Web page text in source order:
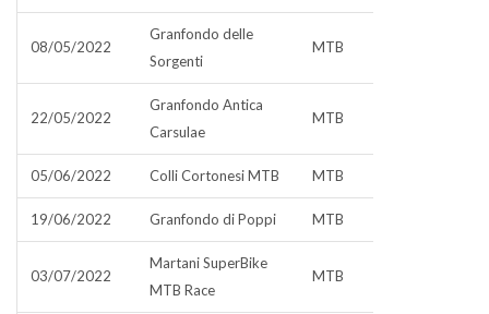
08/05/2022
Granfondo delle
Sorgenti
MTB
22/05/2022
Granfondo Antica
Carsulae
MTB
05/06/2022 Colli Cortonesi MTB MTB
19/06/2022 Granfondo di Poppi MTB
03/07/2022
Martani SuperBike
MTB Race
MTB